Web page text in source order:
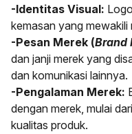
-Identitas Visual:
kemasan yang mewakili
-Pesan Merek (Brand
dan janji merek yang
dan komunikasi lainnya.
-Pengalaman Merek:
dengan merek, mulai
kualitas produk.